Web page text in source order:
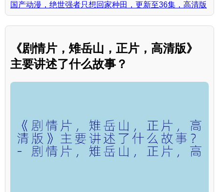
国产动漫，绝世强者只想回家种田，更新至36集，高清版
《剧情片，雉岳山，正片，高清版》
主要讲述了什么故事？